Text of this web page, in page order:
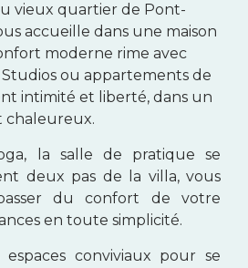
vieux quartier de Pont-
accueille dans une maison
moderne rime avec
ou appartements de
intimité et liberté, dans un
chaleureux.
la salle de pratique se
deux pas de la villa, vous
du confort de votre
en toute simplicité.
conviviaux pour se